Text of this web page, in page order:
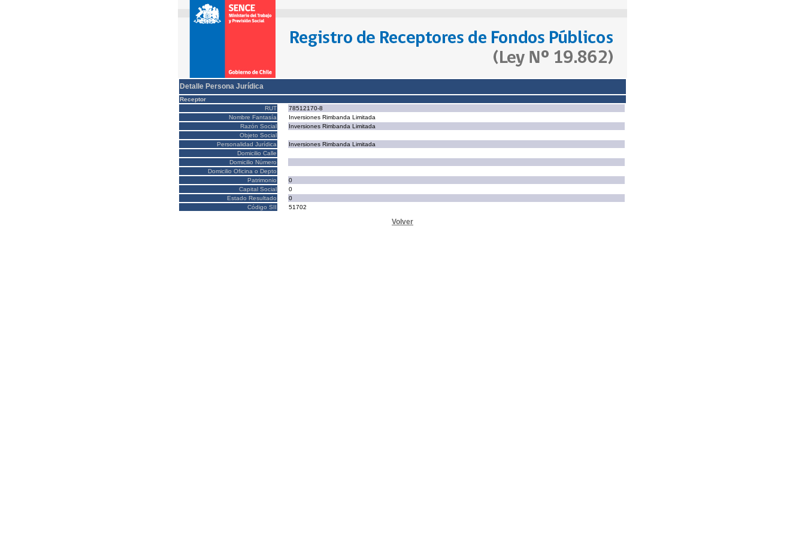
Detalle Persona Jurídica
Receptor
RUT
78512170-8
Nombre Fantasía
Inversiones Rimbanda Limitada
Razón Social
Inversiones Rimbanda Limitada
Objeto Social
Personalidad Jurídica
Inversiones Rimbanda Limitada
Domicilio Calle
Domicilio Número
Domicilio Oficina o Depto
Patrimonio
0
Capital Social
0
Estado Resultado
0
Código SII
51702
Volver